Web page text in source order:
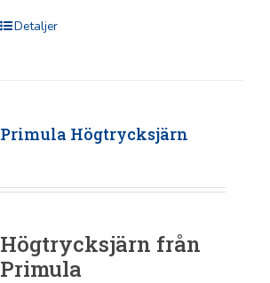
Detaljer
Primula Högtrycksjärn
Högtrycksjärn från
Primula